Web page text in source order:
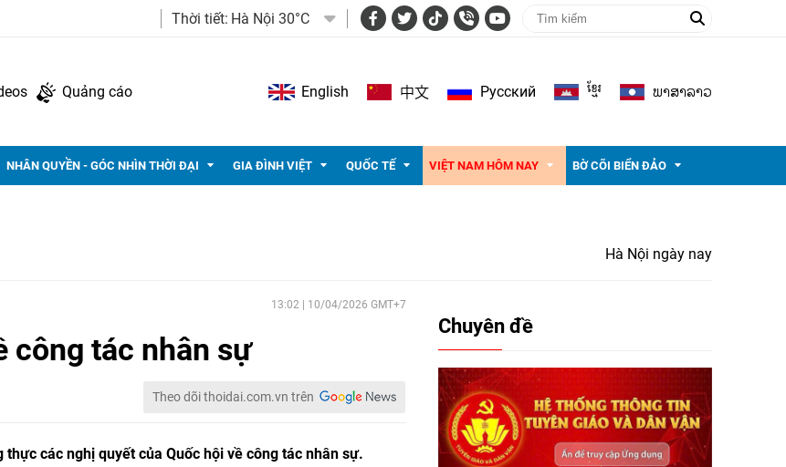
Thời tiết: Hà Nội 30°C
Quảng cáo English 中文 Pусский ខ្មែរ ພາ​ສາ​ລາວ
NHÂN QUYỀN - GÓC NHÌN THỜI ĐẠI GIA ĐÌNH VIỆT QUỐC TẾ VIỆT NAM HÔM NAY BỜ CÕI BIỂN ĐẢO
Hà Nội ngày nay
13:02 | 10/04/2026 GMT+7
công tác nhân sự
Theo dõi thoidai.com.vn trên
các nghị quyết của Quốc hội về công tác nhân sự.
Chuyên đề